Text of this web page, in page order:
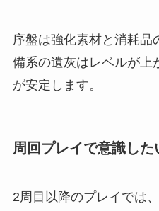
序盤は強化素材と消耗品
備系の遺灰はレベルが上
が安定します。
周回プレイで意識し
2周目以降のプレイでは